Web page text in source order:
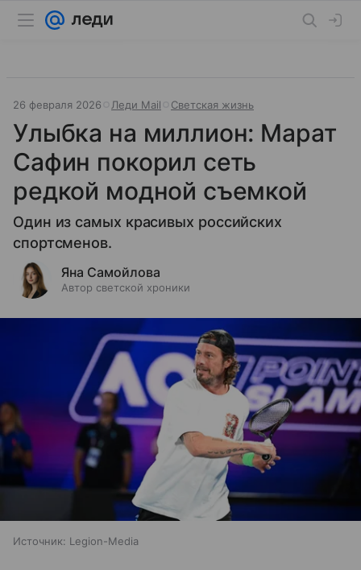
26 февраля 2026 Леди Mail Светская жизнь
Улыбка на миллион: Марат
Сафин покорил сеть
редкой модной съемкой
Один из самых красивых российских
спортсменов.
Яна Самойлова
Автор светской хроники
Источник: Legion-Media